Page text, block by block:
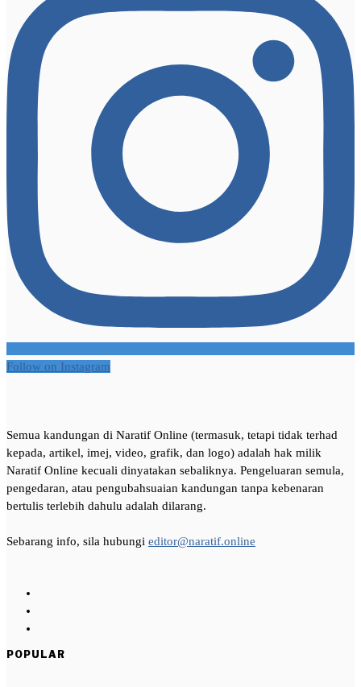
Follow on Instagram
Semua kandungan di Naratif Online (termasuk, tetapi tidak terhad
kepada, artikel, imej, video, grafik, dan logo) adalah hak milik
Naratif Online kecuali dinyatakan sebaliknya. Pengeluaran semula,
pengedaran, atau pengubahsuaian kandungan tanpa kebenaran
bertulis terlebih dahulu adalah dilarang.
Sebarang info, sila hubungi editor@naratif.online
POPULAR